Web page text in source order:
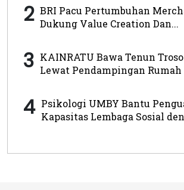
2 BRI Pacu Pertumbuhan
Dukung Value Creation Dan...
3 KAINRATU Bawa Tenun
Lewat Pendampingan Rumah
4 Psikologi UMBY Bantu
Kapasitas Lembaga Sosial